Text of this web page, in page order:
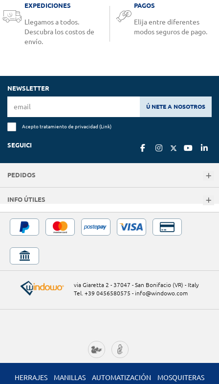
EXPEDICIONES
Llegamos a todos.
Descubra los costos de
envío.
PAGOS
Elija entre diferentes
modos seguros de pago.
NEWSLETTER
Ú NETE A NOSOTROS
Acepto tratamiento de privacidad (Link)
SEGUICI
PEDIDOS
INFO ÚTILES
via Giaretta 2 - 37047 - San Bonifacio (VR) - Italy
Tel. +39 0456580575 - info@windowo.com
HERRAJES MANILLAS AUTOMATIZACIÓN MOSQUITERAS